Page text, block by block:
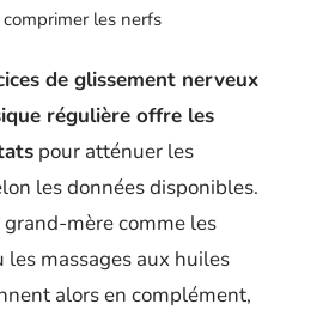
les nerfs
de glissement nerveux
régulière offre les
pour atténuer les
les données disponibles.
grand-mère comme les
les massages aux huiles
alors en complément,